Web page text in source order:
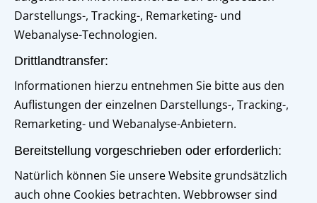
Darstellungs-, Tracking-, Remarketing- und
Webanalyse-Technologien.
Drittlandtransfer:
Informationen hierzu entnehmen Sie bitte aus den
Auflistungen der einzelnen Darstellungs-, Tracking-,
Remarketing- und Webanalyse-Anbietern.
Bereitstellung vorgeschrieben oder erforderlich:
Natürlich können Sie unsere Website grundsätzlich
auch ohne Cookies betrachten. Webbrowser sind